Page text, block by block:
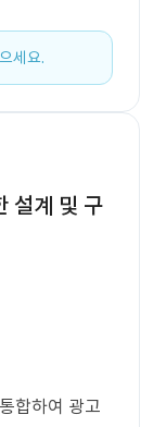
세요.
설계 및 구
합하여 광고